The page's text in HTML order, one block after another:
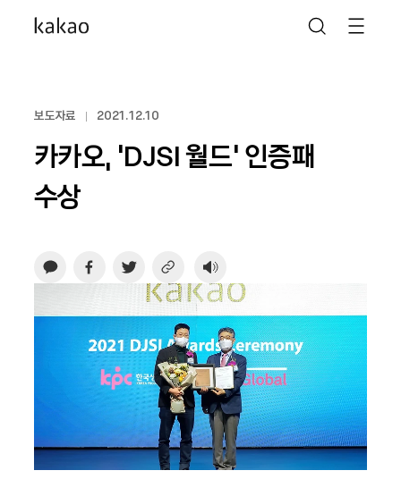
보도자료 2021.12.10
카카오, ‘DJSI 월드’ 인증패
수상